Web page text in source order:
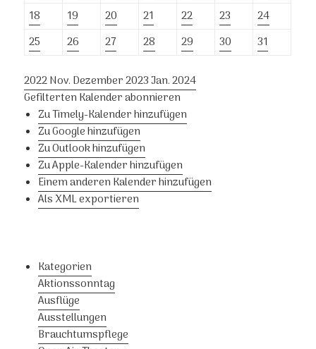
18
19 20 21 22 23
24
25
26 27 28 29 30 31
2022Nov. Dezember 2023Jan.2024
Gefilterten Kalender abonnieren
Zu Timely-Kalender hinzufügen
Zu Google hinzufügen
Zu Outlook hinzufügen
Zu Apple-Kalender hinzufügen
Einem anderen Kalender hinzufügen
Als XML exportieren
Kategorien
Aktionssonntag
Ausflüge
Ausstellungen
Brauchtumspflege